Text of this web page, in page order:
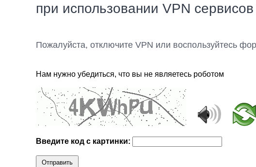
при использовании VPN сервисов
Пожалуйста, отключите VPN или воспользуйтесь
Нам нужно убедиться, что вы не являетесь роботом
Введите код с картинки:
Отправить